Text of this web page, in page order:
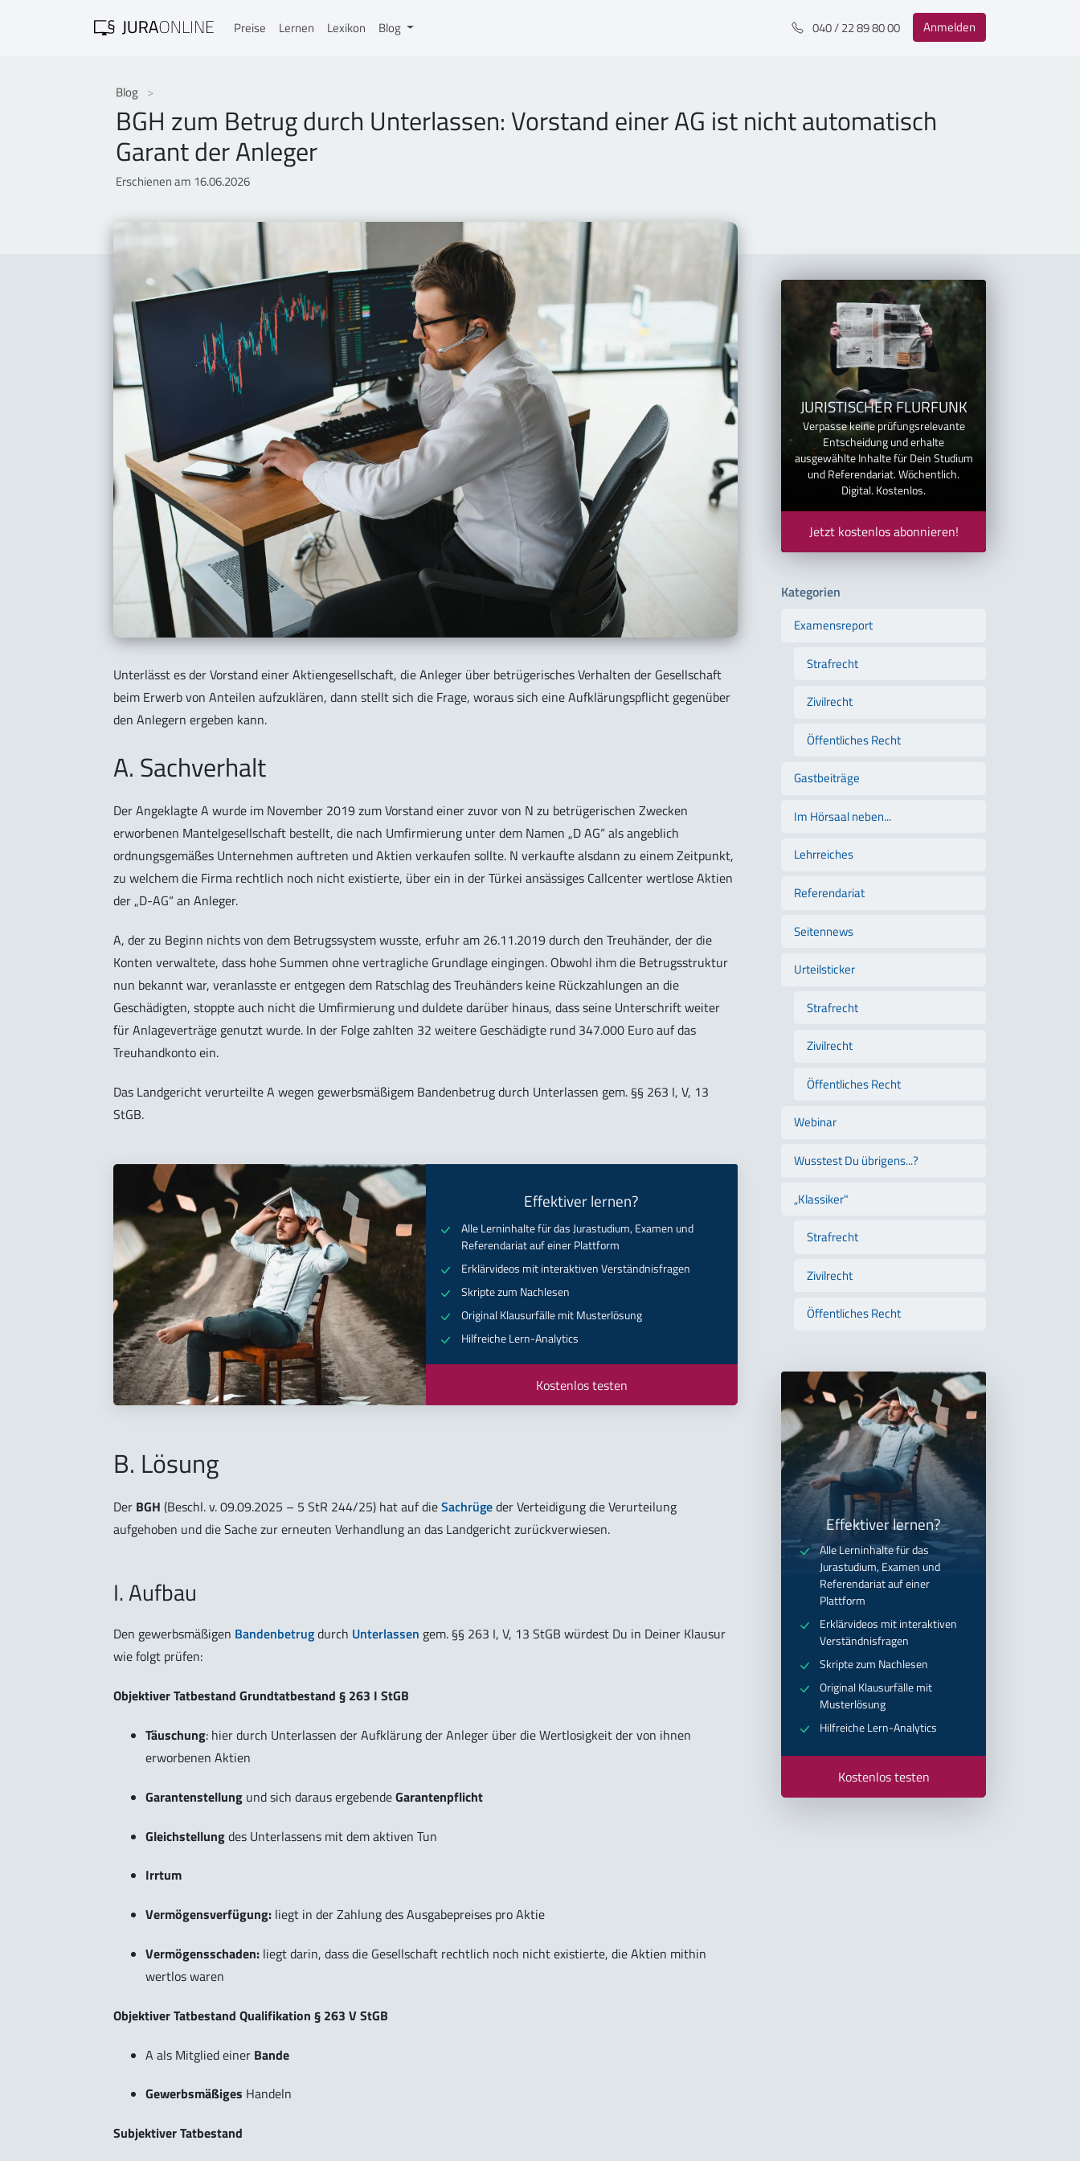
Preise Lernen Lexikon Blog 040 / 22 89 80 00 Anmelden
Blog
BGH zum Betrug durch Unterlassen: Vorstand einer AG ist nicht automatisch
Garant der Anleger
Erschienen am 16.06.2026
Unterlässt es der Vorstand einer Aktiengesellschaft, die Anleger über betrügerisches Verhalten der Gesellschaft
beim Erwerb von Anteilen aufzuklären, dann stellt sich die Frage, woraus sich eine Aufklärungspflicht gegenüber
den Anlegern ergeben kann.
A. Sachverhalt
Der Angeklagte A wurde im November 2019 zum Vorstand einer zuvor von N zu betrügerischen Zwecken
erworbenen Mantelgesellschaft bestellt, die nach Umfirmierung unter dem Namen „D AG“ als angeblich
ordnungsgemäßes Unternehmen auftreten und Aktien verkaufen sollte. N verkaufte alsdann zu einem Zeitpunkt,
zu welchem die Firma rechtlich noch nicht existierte, über ein in der Türkei ansässiges Callcenter wertlose Aktien
der „D-AG“ an Anleger.
A, der zu Beginn nichts von dem Betrugssystem wusste, erfuhr am 26.11.2019 durch den Treuhänder, der die
Konten verwaltete, dass hohe Summen ohne vertragliche Grundlage eingingen. Obwohl ihm die Betrugsstruktur
nun bekannt war, veranlasste er entgegen dem Ratschlag des Treuhänders keine Rückzahlungen an die
Geschädigten, stoppte auch nicht die Umfirmierung und duldete darüber hinaus, dass seine Unterschrift weiter
für Anlageverträge genutzt wurde. In der Folge zahlten 32 weitere Geschädigte rund 347.000 Euro auf das
Treuhandkonto ein.
Das Landgericht verurteilte A wegen gewerbsmäßigem Bandenbetrug durch Unterlassen gem. §§ 263 I, V, 13
StGB.
Effektiver lernen?
Alle Lerninhalte für das Jurastudium, Examen und
Referendariat auf einer Plattform
Erklärvideos mit interaktiven Verständnisfragen
Skripte zum Nachlesen
Original Klausurfälle mit Musterlösung
Hilfreiche Lern-Analytics
Kostenlos testen
B. Lösung
Der BGH (Beschl. v. 09.09.2025 – 5 StR 244/25) hat auf dieSachrügeder Verteidigung die Verurteilung
aufgehoben und die Sache zur erneuten Verhandlung an das Landgericht zurückverwiesen.
I. Aufbau
Den gewerbsmäßigen Bandenbetrugdurch Unterlassen gem. §§ 263 I, V, 13 StGB würdest Du in Deiner Klausur
wie folgt prüfen:
Objektiver Tatbestand Grundtatbestand § 263 I StGB
Täuschung: hier durch Unterlassen der Aufklärung der Anleger über die Wertlosigkeit der von ihnen
erworbenen Aktien
Garantenstellung und sich daraus ergebendeGarantenpflicht
Gleichstellungdes Unterlassens mit dem aktiven Tun
Irrtum
Vermögensverfügung: liegt in der Zahlung des Ausgabepreises pro Aktie
Vermögensschaden: liegt darin, dass die Gesellschaft rechtlich noch nicht existierte, die Aktien mithin
wertlos waren
Objektiver Tatbestand Qualifikation § 263 V StGB
A als Mitglied einer Bande
Gewerbsmäßiges Handeln
Subjektiver Tatbestand
JURISTISCHER FLURFUNK
Verpasse keine prüfungsrelevante
Entscheidung und erhalte
ausgewählte Inhalte für Dein Studium
und Referendariat. Wöchentlich.
Digital. Kostenlos.
Jetzt kostenlos abonnieren!
Kategorien
Examensreport
Strafrecht
Zivilrecht
Öffentliches Recht
Gastbeiträge
Im Hörsaal neben...
Lehrreiches
Referendariat
Seitennews
Urteilsticker
Strafrecht
Zivilrecht
Öffentliches Recht
Webinar
Wusstest Du übrigens...?
„Klassiker"
Strafrecht
Zivilrecht
Öffentliches Recht
Effektiver lernen?
Alle Lerninhalte für das
Jurastudium, Examen und
Referendariat auf einer
Plattform
Erklärvideos mit interaktiven
Verständnisfragen
Skripte zum Nachlesen
Original Klausurfälle mit
Musterlösung
Hilfreiche Lern-Analytics
Kostenlos testen